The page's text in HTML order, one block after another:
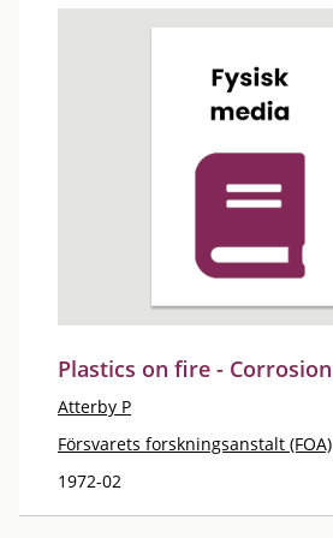
Plastics on fire - Corrosion
Atterby P
Försvarets forskningsanstalt (FOA)
1972-02